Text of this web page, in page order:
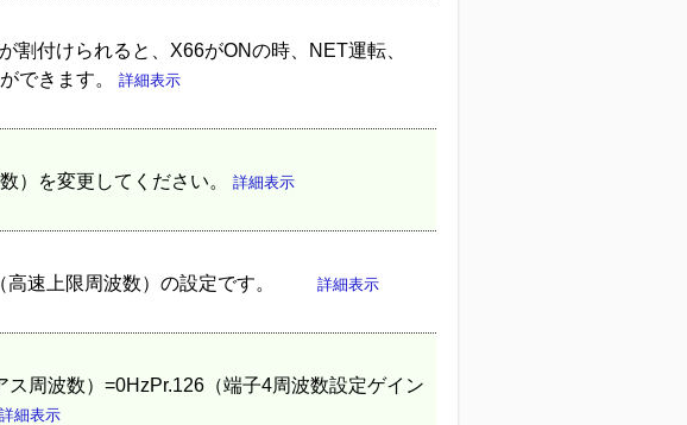
割付けられると、X66がONの時、NET運転、
できます。
詳細表示
）を変更してください。
詳細表示
高速上限周波数）の設定です。 詳細表示
周波数）=0HzPr.126（端子4周波数設定ゲイン
詳細表示